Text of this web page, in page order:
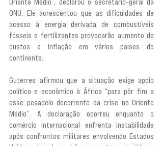
ONU. Ele acrescentou que as dificuldades de
acesso à energia derivada de combustíveis
fósseis e fertilizantes provocarão aumento de
custos e inflação em vários países do
continente.
Guterres afirmou que a situação exige apoio
político e econômico à África “para pôr fim a
esse pesadelo decorrente da crise no Oriente
Médio”. A declaração ocorreu enquanto o
comércio internacional enfrenta instabilidade
após confrontos militares envolvendo Estados